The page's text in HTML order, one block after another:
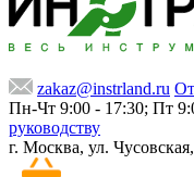
zakaz@instrland.ru
Пн-Чт 9:00 - 17:30; Пт
руководству
г. Москва, ул.